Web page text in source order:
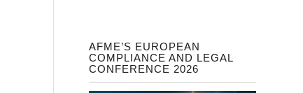
AFME’S EUROPEAN
COMPLIANCE AND LEGAL
CONFERENCE 2026